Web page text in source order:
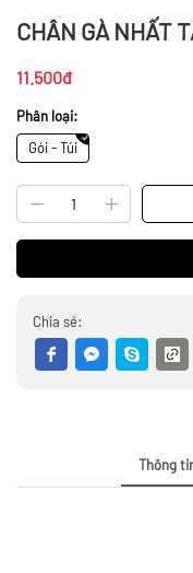
CHÂN GÀ NHẤT
11.500đ
Phân loại:
Gói - Túi
Chia sẻ:
Thông